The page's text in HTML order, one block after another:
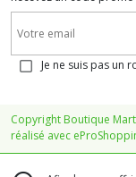
Je ne suis pas un
Copyright Boutique
réalisé avec